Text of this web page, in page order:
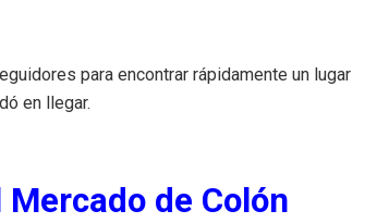
para encontrar rápidamente un lugar
en llegar.
de Colón